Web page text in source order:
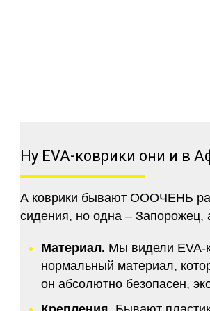
Ну EVA-коврики они и в
А коврики бывают ОООЧЕНЬ
сидения, но одна – Запорожец,
Материал. Мы видели EVA-
нормальный материал,
он абсолютно безопасен,